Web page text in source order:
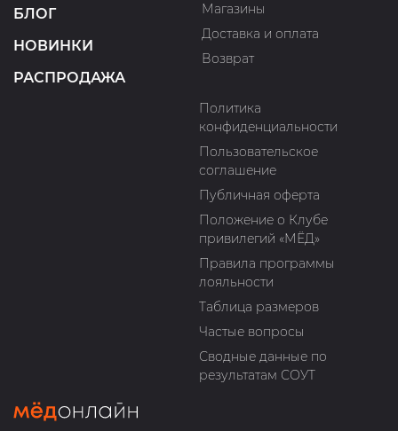
БЛОГ
НОВИНКИ
РАСПРОДАЖА
Магазины
Доставка и оплата
Возврат
Политика
конфиденциальности
Пользовательское
соглашение
Публичная оферта
Положение о Клубе
привилегий «МЁД»
Правила программы
лояльности
Таблица размеров
Частые вопросы
Сводные данные по
результатам СОУТ